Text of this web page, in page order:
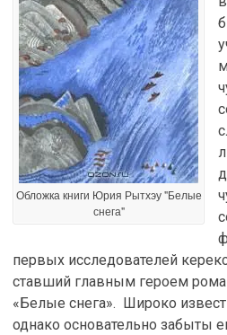
Обложка книги Юрия Рытхэу "Белые
снега"
первых исследователей
ставший главным героем
«Белые снега». Широко
однако основательно забыты